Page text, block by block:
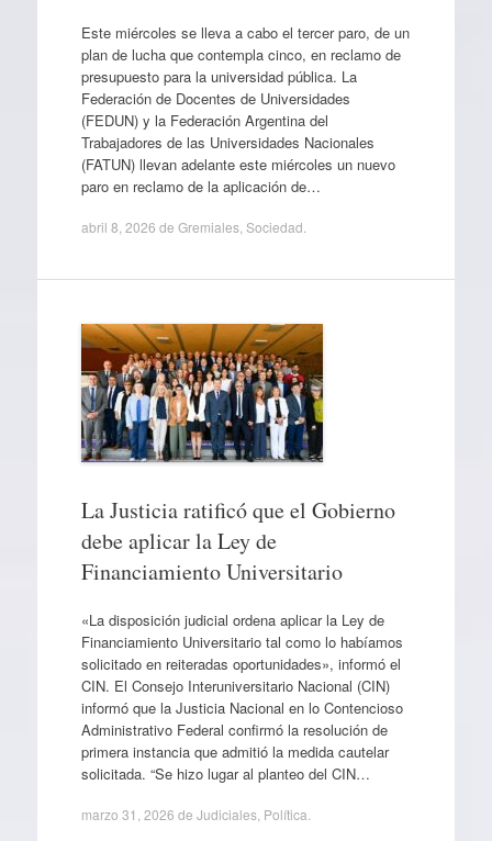
Este miércoles se lleva a cabo el tercer paro, de un
plan de lucha que contempla cinco, en reclamo de
presupuesto para la universidad pública. La
Federación de Docentes de Universidades
(FEDUN) y la Federación Argentina del
Trabajadores de las Universidades Nacionales
(FATUN) llevan adelante este miércoles un nuevo
paro en reclamo de la aplicación de…
abril 8, 2026 de Gremiales, Sociedad
La Justicia ratificó que el Gobierno
debe aplicar la Ley de
Financiamiento Universitario
«La disposición judicial ordena aplicar la Ley de
Financiamiento Universitario tal como lo habíamos
solicitado en reiteradas oportunidades», informó el
CIN. El Consejo Interuniversitario Nacional (CIN)
informó que la Justicia Nacional en lo Contencioso
Administrativo Federal confirmó la resolución de
primera instancia que admitió la medida cautelar
solicitada. “Se hizo lugar al planteo del CIN…
marzo 31, 2026 de Judiciales, Política